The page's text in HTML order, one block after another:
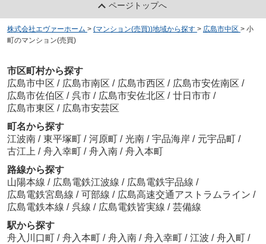
ページトップへ
株式会社エヴァーホーム > (マンション(売買))地域から探す > 広島市中区 > 小
町のマンション(売買)
市区町村から探す
広島市中区 / 広島市南区 / 広島市西区 / 広島市安佐南区 /
広島市佐伯区 / 呉市 / 広島市安佐北区 / 廿日市市 /
広島市東区 / 広島市安芸区
町名から探す
江波南 / 東平塚町 / 河原町 / 光南 / 宇品海岸 / 元宇品町 /
古江上 / 舟入幸町 / 舟入南 / 舟入本町
路線から探す
山陽本線 / 広島電鉄江波線 / 広島電鉄宇品線 /
広島電鉄宮島線 / 可部線 / 広島高速交通アストラムライン /
広島電鉄本線 / 呉線 / 広島電鉄皆実線 / 芸備線
駅から探す
舟入川口町 / 舟入本町 / 舟入南 / 舟入幸町 / 江波 / 舟入町 /